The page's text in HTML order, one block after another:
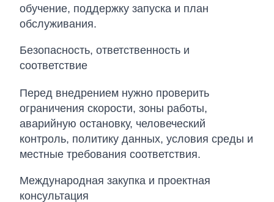
обучение, поддержку запуска и план
обслуживания.
Безопасность, ответственность и
соответствие
Перед внедрением нужно проверить
ограничения скорости, зоны работы,
аварийную остановку, человеческий
контроль, политику данных, условия среды и
местные требования соответствия.
Международная закупка и проектная
консультация